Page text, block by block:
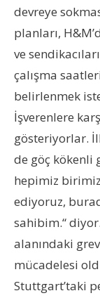
devreye
planları,
ve
çalışma
belirlenmek
İşverenlere
gösteriyorlar.
de göç kökenli
hepimiz
ediyoruz,
sahibim.“
alanındaki
mücadelesi
Stuttgart’taki